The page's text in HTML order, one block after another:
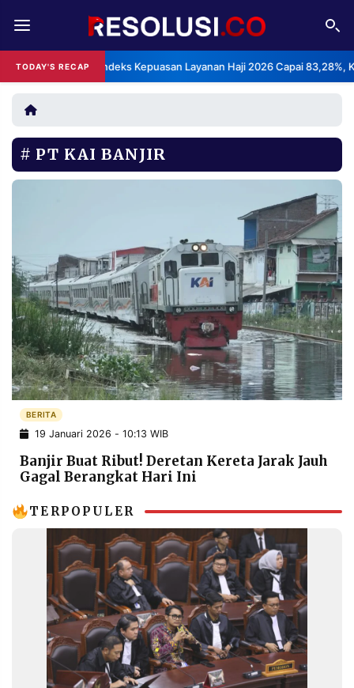
TODAY'S RECAP
BPS: Indeks Kepuasan Layanan Haji 2026 Capai 83,28%,
REDAKSI TENTANG
RESOLUSI IKLAN
RUBRIKASI
EDITORIAL AKSARA
MANCA SPORT
INFORMASI
PRIVACY
POLICY
BERITA
WARGA
INFORMASI
IKLAN
KIRIM
PENGADUAN TERM
OF
SERVICE
IKUTI
PT KAI BANJIR
BERITA
19 Januari 2026 - 10:13 WIB
Banjir Buat Ribut! Deretan Kereta Jarak Jauh
Gagal Berangkat Hari Ini
TERPOPULER